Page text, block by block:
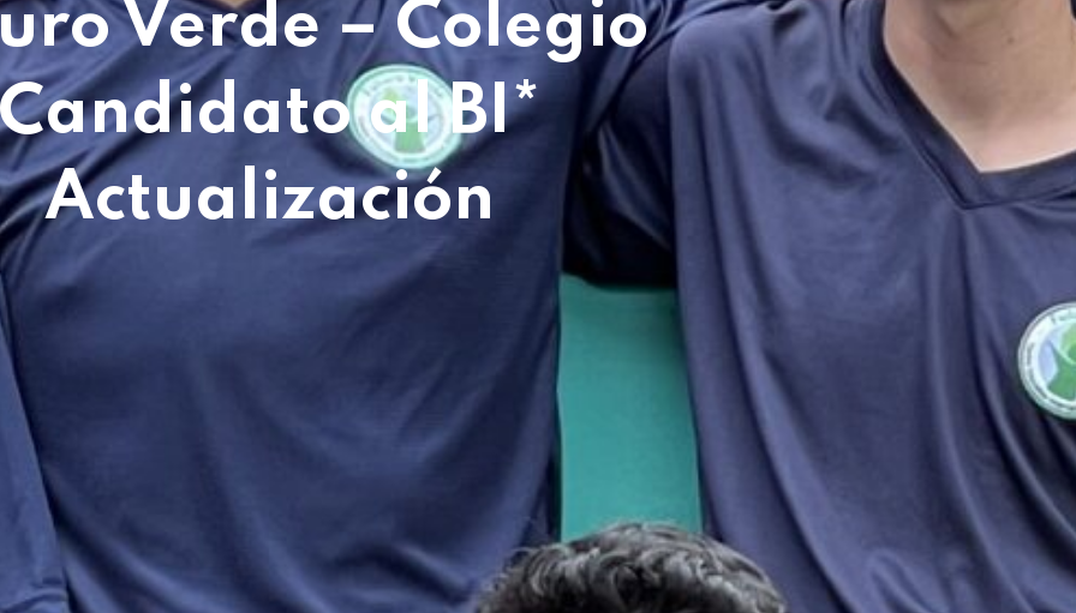
Verde – Colegio
al BI*
Actualización